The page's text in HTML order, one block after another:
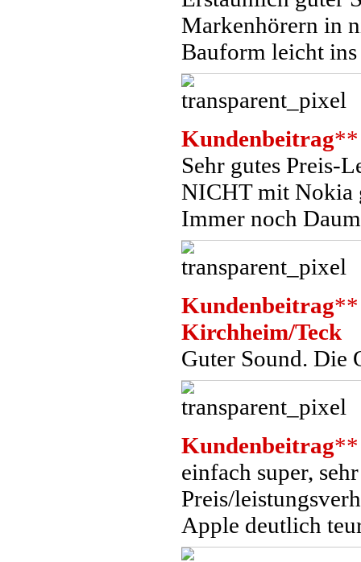
Markenhörern in
Bauform leicht
Kundenbeitrag**
Sehr gutes Preis-
NICHT mit Nokia
Immer noch
Kundenbeitrag**
Kirchheim/Teck
Guter Sound. Die
Kundenbeitrag**
einfach super,
Preis/
Apple deutlich